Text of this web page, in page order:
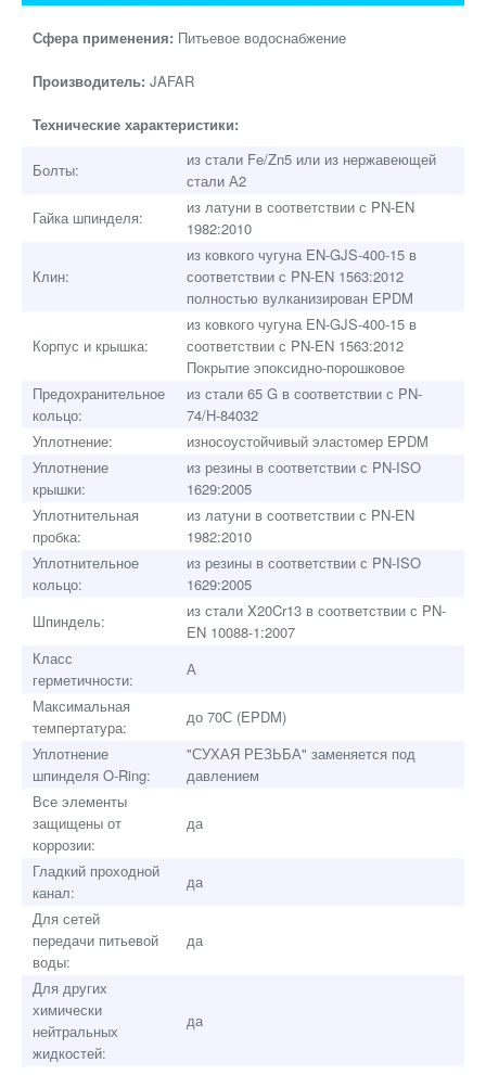
Сфера применения: Питьевое водоснабжение
Производитель: JAFAR
Технические характеристики:
Болты:
из стали Fe/Zn5 или из нержавеющей
стали А2
Гайка шпинделя:
из латуни в соответствии с PN-EN
1982:2010
Клин:
из ковкого чугуна EN-GJS-400-15 в
соответствии с PN-EN 1563:2012
полностью вулканизирован EPDM
Корпус и крышка:
из ковкого чугуна EN-GJS-400-15 в
соответствии с PN-EN 1563:2012
Покрытие эпоксидно-порошковое
Предохранительное
кольцо:
из стали 65 G в соответствии с PN-
74/H-84032
Уплотнение:
износоустойчивый эластомер EPDM
Уплотнение
крышки:
из резины в соответствии с PN-ISO
1629:2005
Уплотнительная
пробка:
из латуни в соответствии с PN-EN
1982:2010
Уплотнительное
кольцо:
из резины в соответствии с PN-ISO
1629:2005
Шпиндель:
из стали X20Cr13 в соответствии с PN-
EN 10088-1:2007
Класс
герметичности:
А
Максимальная
темпертатура:
до 70С (EPDM)
Уплотнение
шпинделя O-Ring:
"СУХАЯ РЕЗЬБА" заменяется под
давлением
Все элементы
защищены от
коррозии:
да
Гладкий проходной
канал:
да
Для сетей
передачи питьевой
воды:
да
Для других
химически
нейтральных
жидкостей:
да